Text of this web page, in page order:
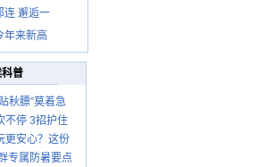
连 邂逅一
年来新高
普
秋膘”莫着急
不停 3招护住
更安心？这份
专属防暑要点